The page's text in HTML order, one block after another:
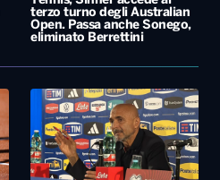
terzo turno degli Australian
Open. Passa anche Sonego,
eliminato Berrettini